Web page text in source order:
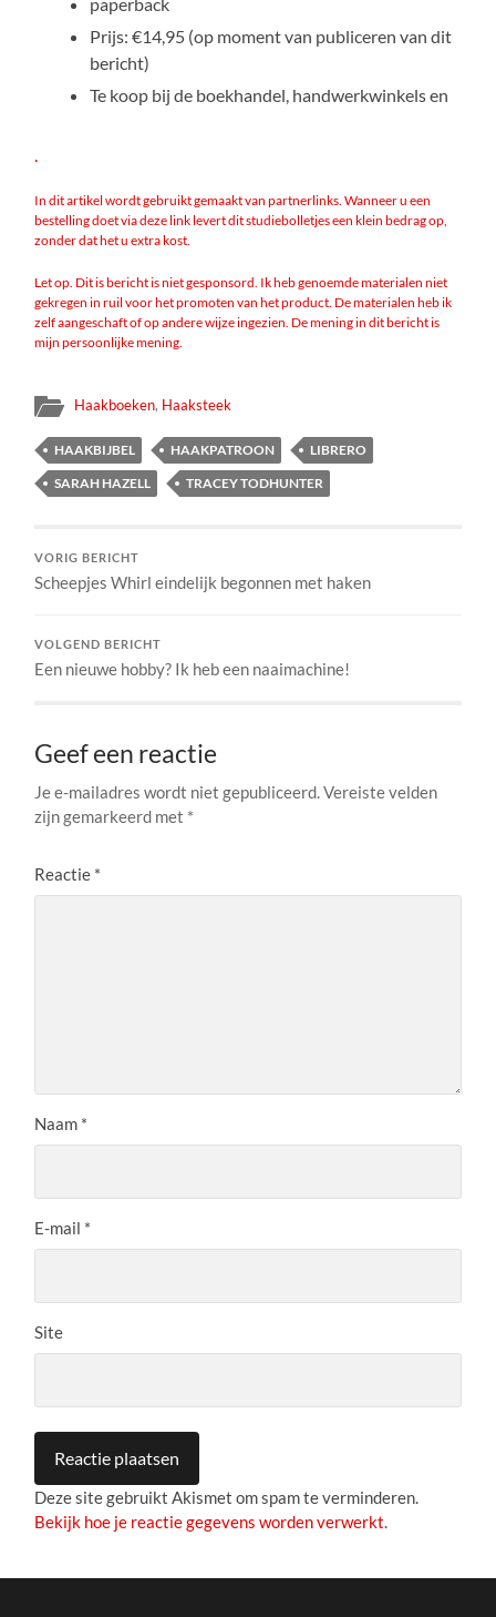
Prijs: €14,95 (op moment van publiceren van dit
bericht)
Te koop bij de boekhandel, handwerkwinkels en
In dit artikel wordt gebruikt gemaakt van partnerlinks. Wanneer u een
bestelling doet via deze link levert dit studiebolletjes een klein bedrag op,
zonder dat het u extra kost.
Let op. Dit is bericht is niet gesponsord. Ik heb genoemde materialen niet
gekregen in ruil voor het promoten van het product. De materialen heb ik
zelf aangeschaft of op andere wijze ingezien. De mening in dit bericht is
mijn persoonlijke mening.
Haakboeken, Haaksteek
HAAKBIJBEL HAAKPATROON
LIBRERO
SARAH HAZELL
TRACEY TODHUNTER
VORIG BERICHT
Scheepjes Whirl eindelijk begonnen met haken
VOLGEND BERICHT
Een nieuwe hobby? Ik heb een naaimachine!
Geef een reactie
Je e-mailadres wordt niet gepubliceerd.Vereiste velden
zijn gemarkeerd met *
Reactie *
Naam *
E-mail *
Site
Deze site gebruikt Akismet om spam te verminderen.
Bekijk hoe je reactie gegevens worden verwerkt.